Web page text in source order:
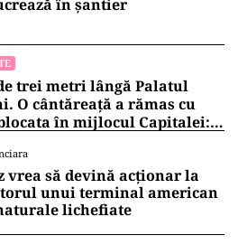
în șantier
trei metri lângă Palatul
O cântăreață a rămas cu
în mijlocul Capitalei:
vrea să devină acționar la
unui terminal american
lichefiate